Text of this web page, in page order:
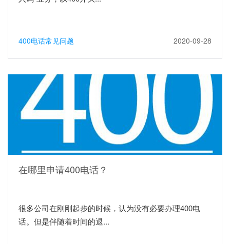
400电话常见问题 2020-09-28
在哪里申请400电话？
很多公司在刚刚起步的时候，认为没有必要办理400电
话。但是伴随着时间的退...